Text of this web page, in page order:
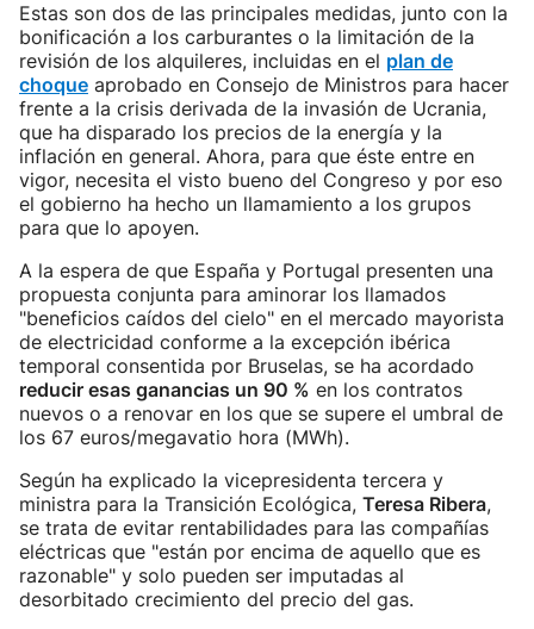
Estas son dos de las principales medidas, junto con la
bonificación a los carburantes o la limitación de la
revisión de los alquileres, incluidas en el plan de
choque aprobado en Consejo de Ministros para hacer
frente a la crisis derivada de la invasión de Ucrania,
que ha disparado los precios de la energía y la
inflación en general. Ahora, para que éste entre en
vigor, necesita el visto bueno del Congreso y por eso
el gobierno ha hecho un llamamiento a los grupos
para que lo apoyen.
A la espera de que España y Portugal presenten una
propuesta conjunta para aminorar los llamados
"beneficios caídos del cielo" en el mercado mayorista
de electricidad conforme a la excepción ibérica
temporal consentida por Bruselas, se ha acordado
reducir esas ganancias un 90 % en los contratos
nuevos o a renovar en los que se supere el umbral de
los 67 euros/megavatio hora (MWh).
Según ha explicado la vicepresidenta tercera y
ministra para la Transición Ecológica, Teresa Ribera,
se trata de evitar rentabilidades para las compañías
eléctricas que "están por encima de aquello que es
razonable" y solo pueden ser imputadas al
desorbitado crecimiento del precio del gas.